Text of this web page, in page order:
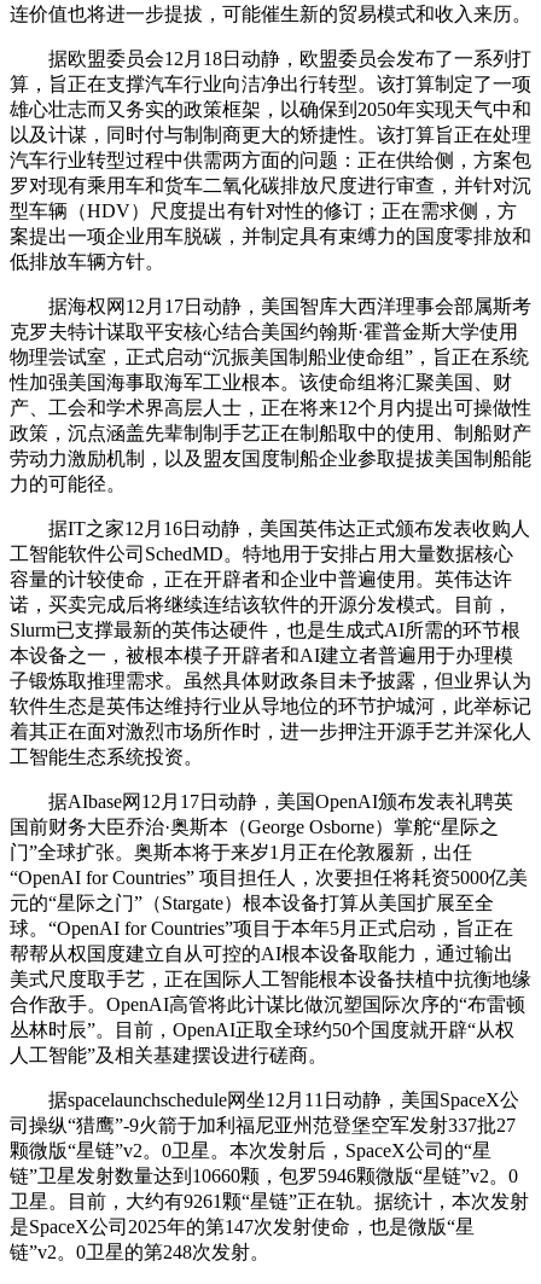
连价值也将进一步提拔，可能催生新的贸易模式和收入来历。
据欧盟委员会12月18日动静，欧盟委员会发布了一系列打
算，旨正在支撑汽车行业向洁净出行转型。该打算制定了一项
雄心壮志而又务实的政策框架，以确保到2050年实现天气中和
以及计谋，同时付与制制商更大的矫捷性。该打算旨正在处理
汽车行业转型过程中供需两方面的问题：正在供给侧，方案包
罗对现有乘用车和货车二氧化碳排放尺度进行审查，并针对沉
型车辆（HDV）尺度提出有针对性的修订；正在需求侧，方
案提出一项企业用车脱碳，并制定具有束缚力的国度零排放和
低排放车辆方针。
据海权网12月17日动静，美国智库大西洋理事会部属斯考
克罗夫特计谋取平安核心结合美国约翰斯·霍普金斯大学使用
物理尝试室，正式启动“沉振美国制船业使命组”，旨正在系统
性加强美国海事取海军工业根本。该使命组将汇聚美国、财
产、工会和学术界高层人士，正在将来12个月内提出可操做性
政策，沉点涵盖先辈制制手艺正在制船取中的使用、制船财产
劳动力激励机制，以及盟友国度制船企业参取提拔美国制船能
力的可能径。
据IT之家12月16日动静，美国英伟达正式颁布发表收购人
工智能软件公司SchedMD。特地用于安排占用大量数据核心
容量的计较使命，正在开辟者和企业中普遍使用。英伟达许
诺，买卖完成后将继续连结该软件的开源分发模式。目前，
Slurm已支撑最新的英伟达硬件，也是生成式AI所需的环节根
本设备之一，被根本模子开辟者和AI建立者普遍用于办理模
子锻炼取推理需求。虽然具体财政条目未予披露，但业界认为
软件生态是英伟达维持行业从导地位的环节护城河，此举标记
着其正在面对激烈市场所作时，进一步押注开源手艺并深化人
工智能生态系统投资。
据AIbase网12月17日动静，美国OpenAI颁布发表礼聘英
国前财务大臣乔治·奥斯本（George Osborne）掌舵“星际之
门”全球扩张。奥斯本将于来岁1月正在伦敦履新，出任
“OpenAI for Countries” 项目担任人，次要担任将耗资5000亿美
元的“星际之门”（Stargate）根本设备打算从美国扩展至全
球。“OpenAI for Countries”项目于本年5月正式启动，旨正在
帮帮从权国度建立自从可控的AI根本设备取能力，通过输出
美式尺度取手艺，正在国际人工智能根本设备扶植中抗衡地缘
合作敌手。OpenAI高管将此计谋比做沉塑国际次序的“布雷顿
丛林时辰”。目前，OpenAI正取全球约50个国度就开辟“从权
人工智能”及相关基建摆设进行磋商。
据spacelaunchschedule网坐12月11日动静，美国SpaceX公
司操纵“猎鹰”-9火箭于加利福尼亚州范登堡空军发射337批27
颗微版“星链”v2。0卫星。本次发射后，SpaceX公司的“星
链”卫星发射数量达到10660颗，包罗5946颗微版“星链”v2。0
卫星。目前，大约有9261颗“星链”正在轨。据统计，本次发射
是SpaceX公司2025年的第147次发射使命，也是微版“星
链”v2。0卫星的第248次发射。